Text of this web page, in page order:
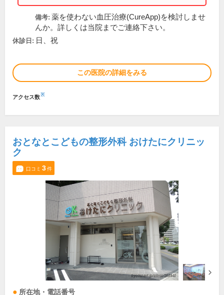
備考: 薬を使わない血圧治療(CureApp)を検討しませ
んか。詳しくは当院までご連絡下さい。
休診日: 日、祝
この医院の詳細をみる
アクセス数※
おとなとこどもの整形外科 おけたにクリニッ
ク
口コミ 3件
所在地・電話番号